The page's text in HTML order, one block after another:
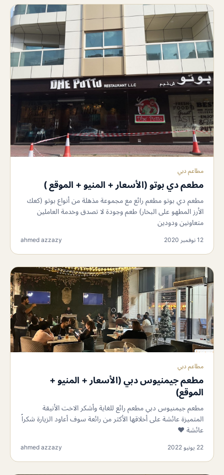
مطاعم دبي
مطعم دي بوتو (الأسعار + المنيو + الموقع )
مطعم دي بوتو مطعم رائع مع مجموعة مذهلة من أنواع بوتو (كعك
الأرز المطهو ​​على البخار) طعم وجودة لا تصدق وخدمة العاملين
متعاونين ودودين
12 نوفمبر 2020 ahmed azzazy
مطاعم دبي
مطعم جيمنيوس دبي (الأسعار + المنيو +
الموقع)
مطعم جيمنيوس دبي مطعم رائع للغاية وأشكر الاخت الأنيقة
المتميزة عائشة على أخلاقها الأكثر من رائعة سوف أعاود الزيارة شكراً
عائشة ❤️
22 يونيو 2022 ahmed azzazy